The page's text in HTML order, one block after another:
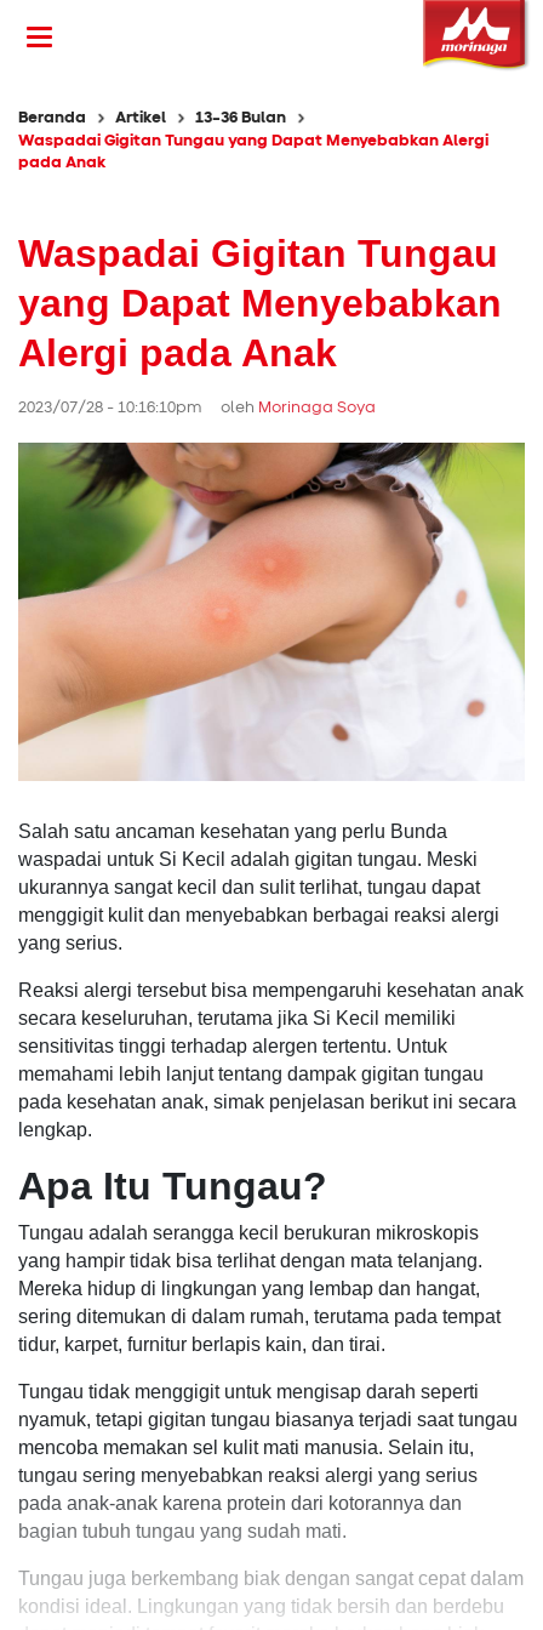
Beranda Artikel
13-36 Bulan
Waspadai Gigitan Tungau yang Dapat Menyebabkan Alergi
pada Anak
Waspadai Gigitan Tungau
yang Dapat Menyebabkan
Alergi pada Anak
2023/07/28 - 10:16:10pm oleh Morinaga Soya
Salah satu ancaman kesehatan yang perlu Bunda
waspadai untuk Si Kecil adalah gigitan tungau. Meski
ukurannya sangat kecil dan sulit terlihat, tungau dapat
menggigit kulit dan menyebabkan berbagai reaksi alergi
yang serius.
Reaksi alergi tersebut bisa mempengaruhi kesehatan anak
secara keseluruhan, terutama jika Si Kecil memiliki
sensitivitas tinggi terhadap alergen tertentu. Untuk
memahami lebih lanjut tentang dampak gigitan tungau
pada kesehatan anak, simak penjelasan berikut ini secara
lengkap.
Apa Itu Tungau?
Tungau adalah serangga kecil berukuran mikroskopis
yang hampir tidak bisa terlihat dengan mata telanjang.
Mereka hidup di lingkungan yang lembap dan hangat,
sering ditemukan di dalam rumah, terutama pada tempat
tidur, karpet, furnitur berlapis kain, dan tirai.
Tungau tidak menggigit untuk mengisap darah seperti
nyamuk, tetapi gigitan tungau biasanya terjadi saat tungau
mencoba memakan sel kulit mati manusia. Selain itu,
tungau sering menyebabkan reaksi alergi yang serius
pada anak-anak karena protein dari kotorannya dan
bagian tubuh tungau yang sudah mati.
Tungau juga berkembang biak dengan sangat cepat dalam
kondisi ideal. Lingkungan yang tidak bersih dan berdebu